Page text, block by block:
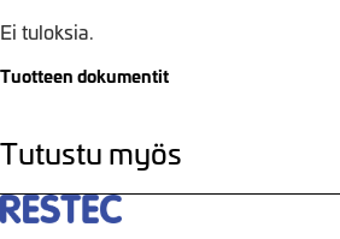
Ei tuloksia.
Tuotteen dokumentit
Tutustu myös